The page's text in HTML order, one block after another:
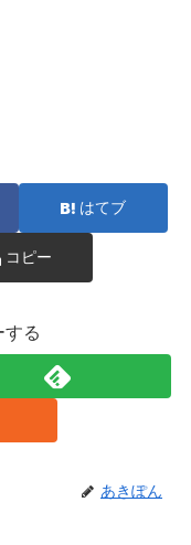
はてブ
コピー
する
あきぽん